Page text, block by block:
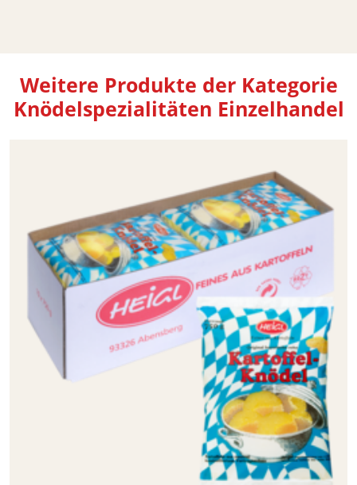
Weitere Produkte der Kategorie
Knödelspezialitäten Einzelhandel